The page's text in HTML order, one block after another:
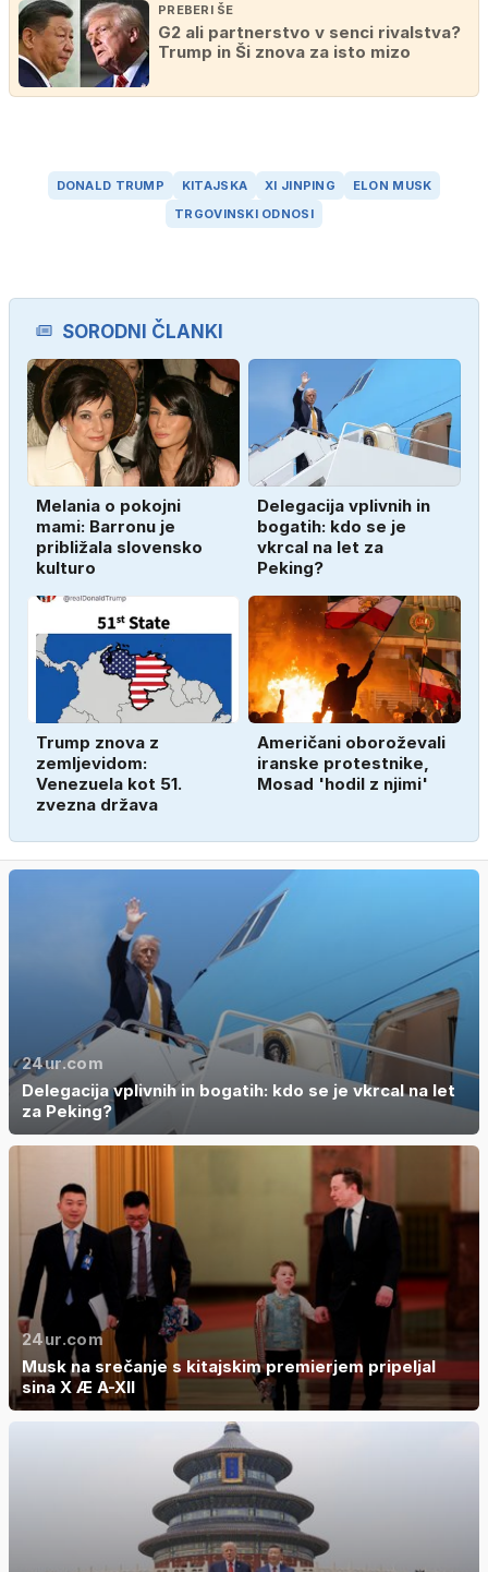
PREBERI ŠE
G2 ali partnerstvo v senci rivalstva?
Trump in Ši znova za isto mizo
DONALD TRUMP KITAJSKA XI JINPING
ELON MUSK
TRGOVINSKI ODNOSI
SORODNI ČLANKI
Melania o pokojni
mami: Barronu je
približala slovensko
kulturo
Delegacija vplivnih in
bogatih: kdo se je
vkrcal na let za
Peking?
Trump znova z
zemljevidom:
Venezuela kot 51.
zvezna država
Američani oboroževali
iranske protestnike,
Mosad 'hodil z njimi'
24ur.com
Delegacija vplivnih in bogatih: kdo se je vkrcal na let
za Peking?
24ur.com
Musk na srečanje s kitajskim premierjem pripeljal
sina X Æ A-XII